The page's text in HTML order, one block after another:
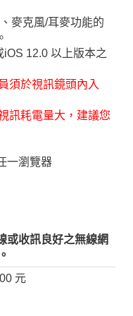
麥克風/耳麥功能的
12.0 以上版本之
須於視訊鏡頭內入
訊耗電量大，建議您
一瀏覽器
或收訊良好之無線網
元